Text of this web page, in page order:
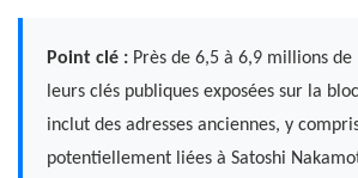
Point clé : Près de 6,5 à 6,9 millions de
leurs clés publiques exposées sur la
inclut des adresses anciennes, y
potentiellement liées à Satoshi